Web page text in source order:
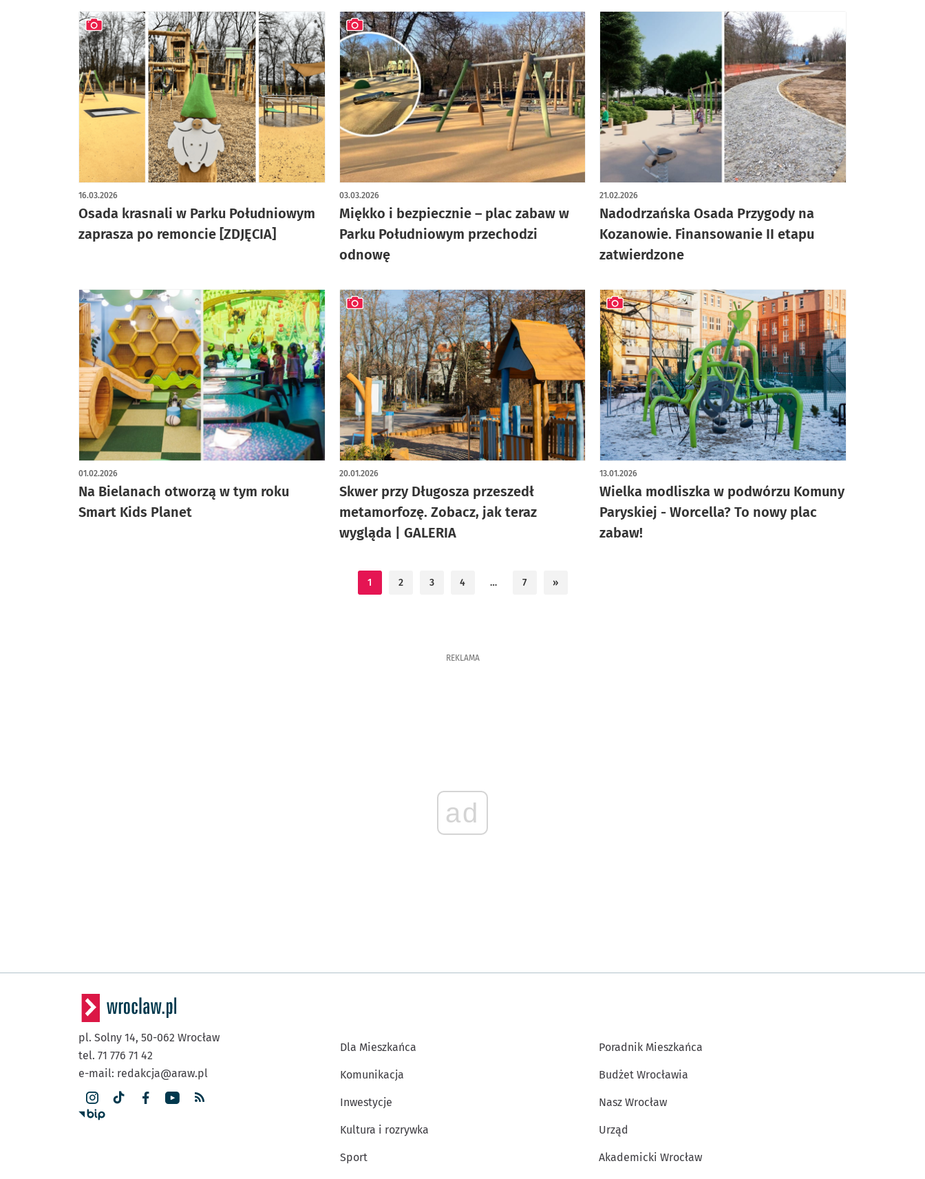
Osada krasnali w Parku Południowym
zaprasza po remoncie [ZDJĘCIA]
16.03.2026
artykuł z galerią zdjęć
Miękko i bezpiecznie – plac zabaw w
Parku Południowym przechodzi
odnowę
03.03.2026
artykuł z galerią zdjęć
Nadodrzańska Osada Przygody na
Kozanowie. Finansowanie II etapu
zatwierdzone
21.02.2026
Na Bielanach otworzą w tym roku
Smart Kids Planet
01.02.2026
Skwer przy Długosza przeszedł
metamorfozę. Zobacz, jak teraz
wygląda | GALERIA
20.01.2026
artykuł z galerią zdjęć
Wielka modliszka w podwórzu Komuny
Paryskiej - Worcella? To nowy plac
zabaw!
13.01.2026
artykuł z galerią zdjęć
1 2 3 4 … 7 »
REKLAMA
ad
pl. Solny 14, 50-062 Wrocław
tel. 71 776 71 42
e-mail: redakcja@araw.pl
Dla Mieszkańca
Komunikacja
Inwestycje
Kultura i rozrywka
Sport
Poradnik Mieszkańca
Budżet Wrocławia
Nasz Wrocław
Urząd
Akademicki Wrocław